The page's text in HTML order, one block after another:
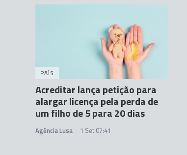
PAÍS
Acreditar lança petição para
alargar licença pela perda de
um filho de 5 para 20 dias
Agência Lusa 1 Set 07:41